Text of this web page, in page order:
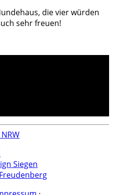
die vier würden
sehr freuen!